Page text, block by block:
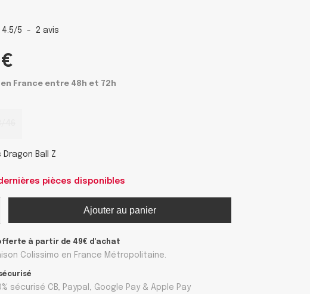
4.5/5 - 2 avis
en France entre 48h et 72h
Ball Z
pièces disponibles
Ajouter au panier
à partir de 49€ d'achat
Colissimo en France Métropolitaine.
sécurisé CB, Paypal, Google Pay & Apple Pay